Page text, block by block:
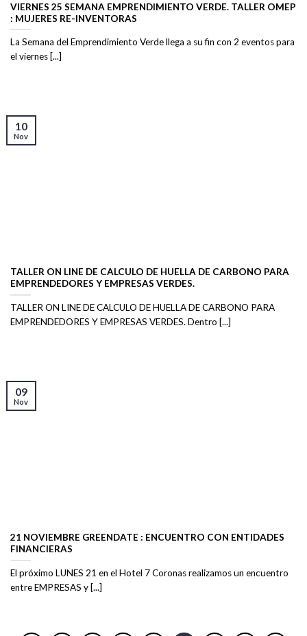
VIERNES 25 SEMANA EMPRENDIMIENTO VERDE. TALLER OMEP
: MUJERES RE-INVENTORAS
La Semana del Emprendimiento Verde llega a su fin con 2 eventos para
el viernes [...]
TALLER ON LINE DE CALCULO DE HUELLA DE CARBONO PARA
EMPRENDEDORES Y EMPRESAS VERDES.
TALLER ON LINE DE CALCULO DE HUELLA DE CARBONO PARA
EMPRENDEDORES Y EMPRESAS VERDES. Dentro [...]
10
Nov
21 NOVIEMBRE GREENDATE : ENCUENTRO CON ENTIDADES
FINANCIERAS
El próximo LUNES 21 en el Hotel 7 Coronas realizamos un encuentro
entre EMPRESAS y [...]
09
Nov